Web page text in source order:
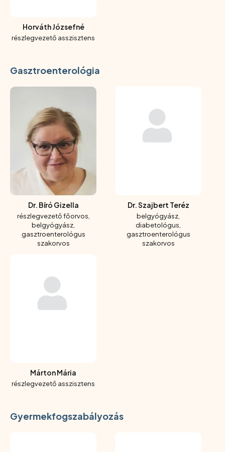
Horváth Józsefné
részlegvezető asszisztens
Gasztroenterológia
Dr. Bíró Gizella
részlegvezető főorvos,
belgyógyász,
gasztroenterológus
szakorvos
Dr. Szajbert Teréz
belgyógyász,
diabetológus,
gasztroenterológus
szakorvos
Márton Mária
részlegvezető asszisztens
Gyermekfogszabályozás